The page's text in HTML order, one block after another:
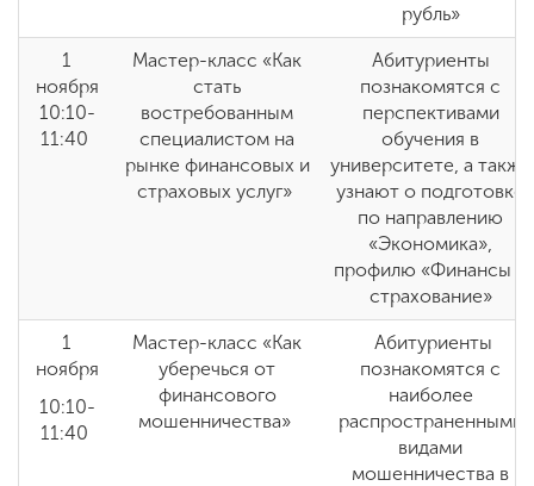
рубль»
1
ноября
10:10-
11:40
Мастер-класс «Как
стать
востребованным
специалистом на
рынке финансовых и
страховых услуг»
Абитуриенты
познакомятся с
перспективами
обучения в
университете, а также
узнают о подготовке
по направлению
«Экономика»,
профилю «Финансы и
страхование»
1
ноября
10:10-
11:40
Мастер-класс «Как
уберечься от
финансового
мошенничества»
Абитуриенты
познакомятся с
наиболее
распространенными
видами
мошенничества в